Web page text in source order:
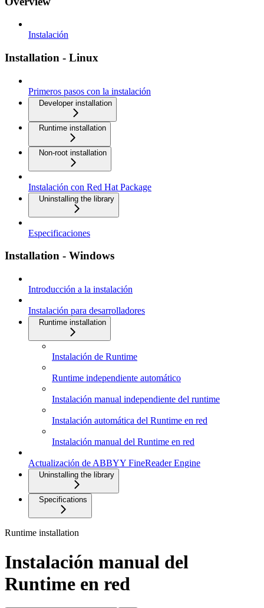
Instalación
Installation - Linux
Primeros pasos con la instalación
Developer installation
Runtime installation
Non-root installation
Instalación con Red Hat Package
Uninstalling the library
Especificaciones
Installation - Windows
Introducción a la instalación
Instalación para desarrolladores
Runtime installation
Instalación de Runtime
Runtime independiente automático
Instalación manual independiente del runtime
Instalación automática del Runtime en red
Instalación manual del Runtime en red
Actualización de ABBYY FineReader Engine
Uninstalling the library
Specifications
Runtime installation
Instalación manual del
Runtime en red